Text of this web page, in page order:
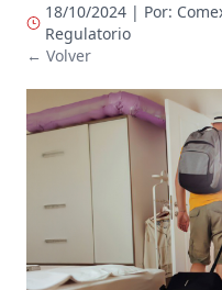
18/10/2024 | Por:
Regulatorio
← Volver